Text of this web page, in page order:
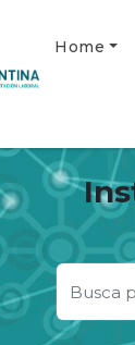
Home